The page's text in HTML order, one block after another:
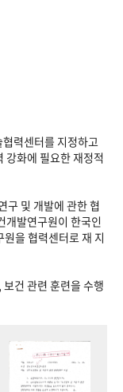
력센터를 지정하고
강화에 필요한 재정적
구 및 개발에 관한 협
발연구원이 한국인
을 협력센터로 재 지
건 관련 훈련을 수행